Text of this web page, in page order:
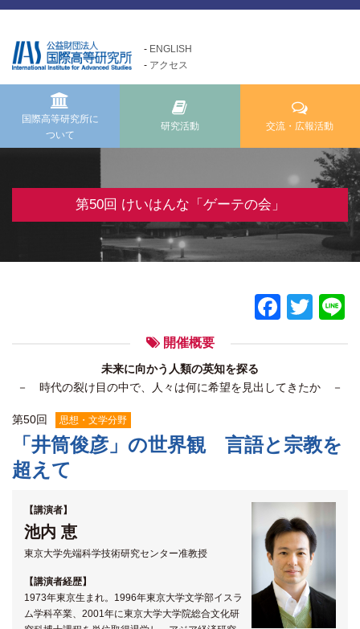
ENGLISH
アクセス
国際高等研究所に
ついて
研究活動 交流・広報活動
About us
国際高等研究所についてTOP
基本理念・ミッション
設立経緯・歩み
組織・運営について
Research Activities
研究活動TOP
公募研究・その他の研究
Exchange and Public
Relations Activities
けいはんな「meta鼎談」
けいはんな「市民懇談」
IIAS塾ジュニアセミナー
関係機関との連携
第50回 けいはんな「ゲーテの会」
開催概要
未来に向かう人類の英知を探る
－ 時代の裂け目の中で、人々は何に希望を見出してきたか －
第50回 思想・文学分野
「井筒俊彦」の世界観 言語と宗教を
超えて
【講演者】
池内 恵
東京大学先端科学技術研究センター准教授
【講演者経歴】
1973年東京生まれ。1996年東京大学文学部イスラ
ム学科卒業、2001年に東京大学大学院総合文化研